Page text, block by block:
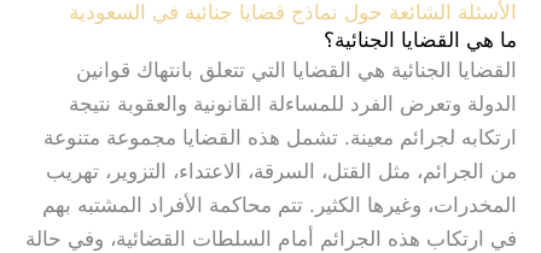
الأسئلة الشائعة حول نماذج قضايا جنائية في السعودية
ما هي القضايا الجنائية؟
القضايا الجنائية هي القضايا التي تتعلق بانتهاك قوانين
الدولة وتعرض الفرد للمساءلة القانونية والعقوبة نتيجة
ارتكابه لجرائم معينة. تشمل هذه القضايا مجموعة متنوعة
من الجرائم، مثل القتل، السرقة، الاعتداء، التزوير، تهريب
المخدرات، وغيرها الكثير. تتم محاكمة الأفراد المشتبه بهم
في ارتكاب هذه الجرائم أمام السلطات القضائية، وفي حالة